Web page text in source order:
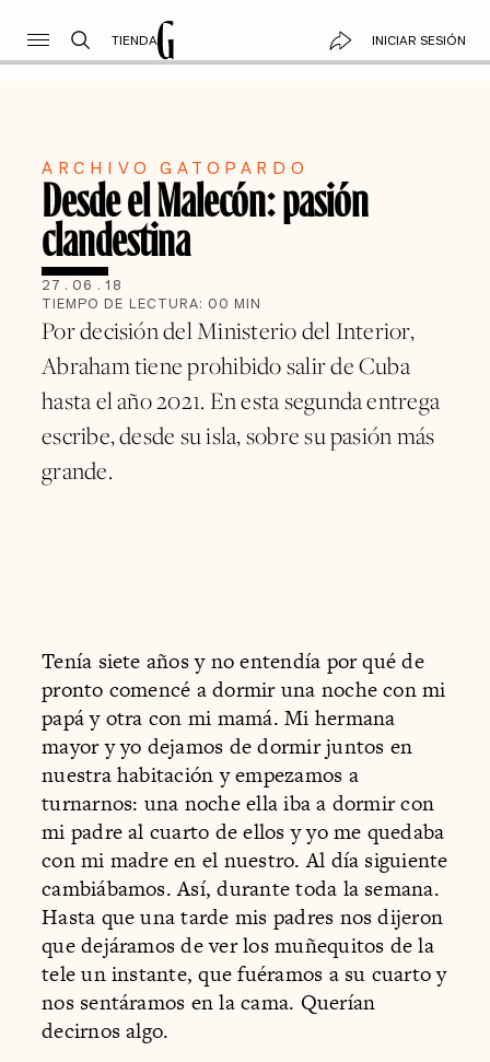
TIENDA INICIAR SESIÓN
ARCHIVO GATOPARDO
Desde el Malecón: pasión
clandestina
27 . 06 . 18
TIEMPO DE LECTURA: 00 MIN
Por decisión del Ministerio del Interior,
Abraham tiene prohibido salir de Cuba
hasta el año 2021. En esta segunda entrega
escribe, desde su isla, sobre su pasión más
grande.
Tenía siete años y no entendía por qué de
pronto comencé a dormir una noche con mi
papá y otra con mi mamá. Mi hermana
mayor y yo dejamos de dormir juntos en
nuestra habitación y empezamos a
turnarnos: una noche ella iba a dormir con
mi padre al cuarto de ellos y yo me quedaba
con mi madre en el nuestro. Al día siguiente
cambiábamos. Así, durante toda la semana.
Hasta que una tarde mis padres nos dijeron
que dejáramos de ver los muñequitos de la
tele un instante, que fuéramos a su cuarto y
nos sentáramos en la cama. Querían
decirnos algo.